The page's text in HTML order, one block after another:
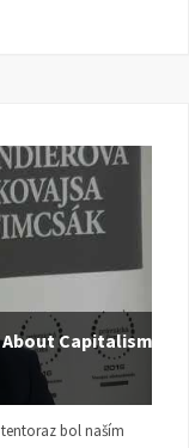
Capitalism |
bol naším